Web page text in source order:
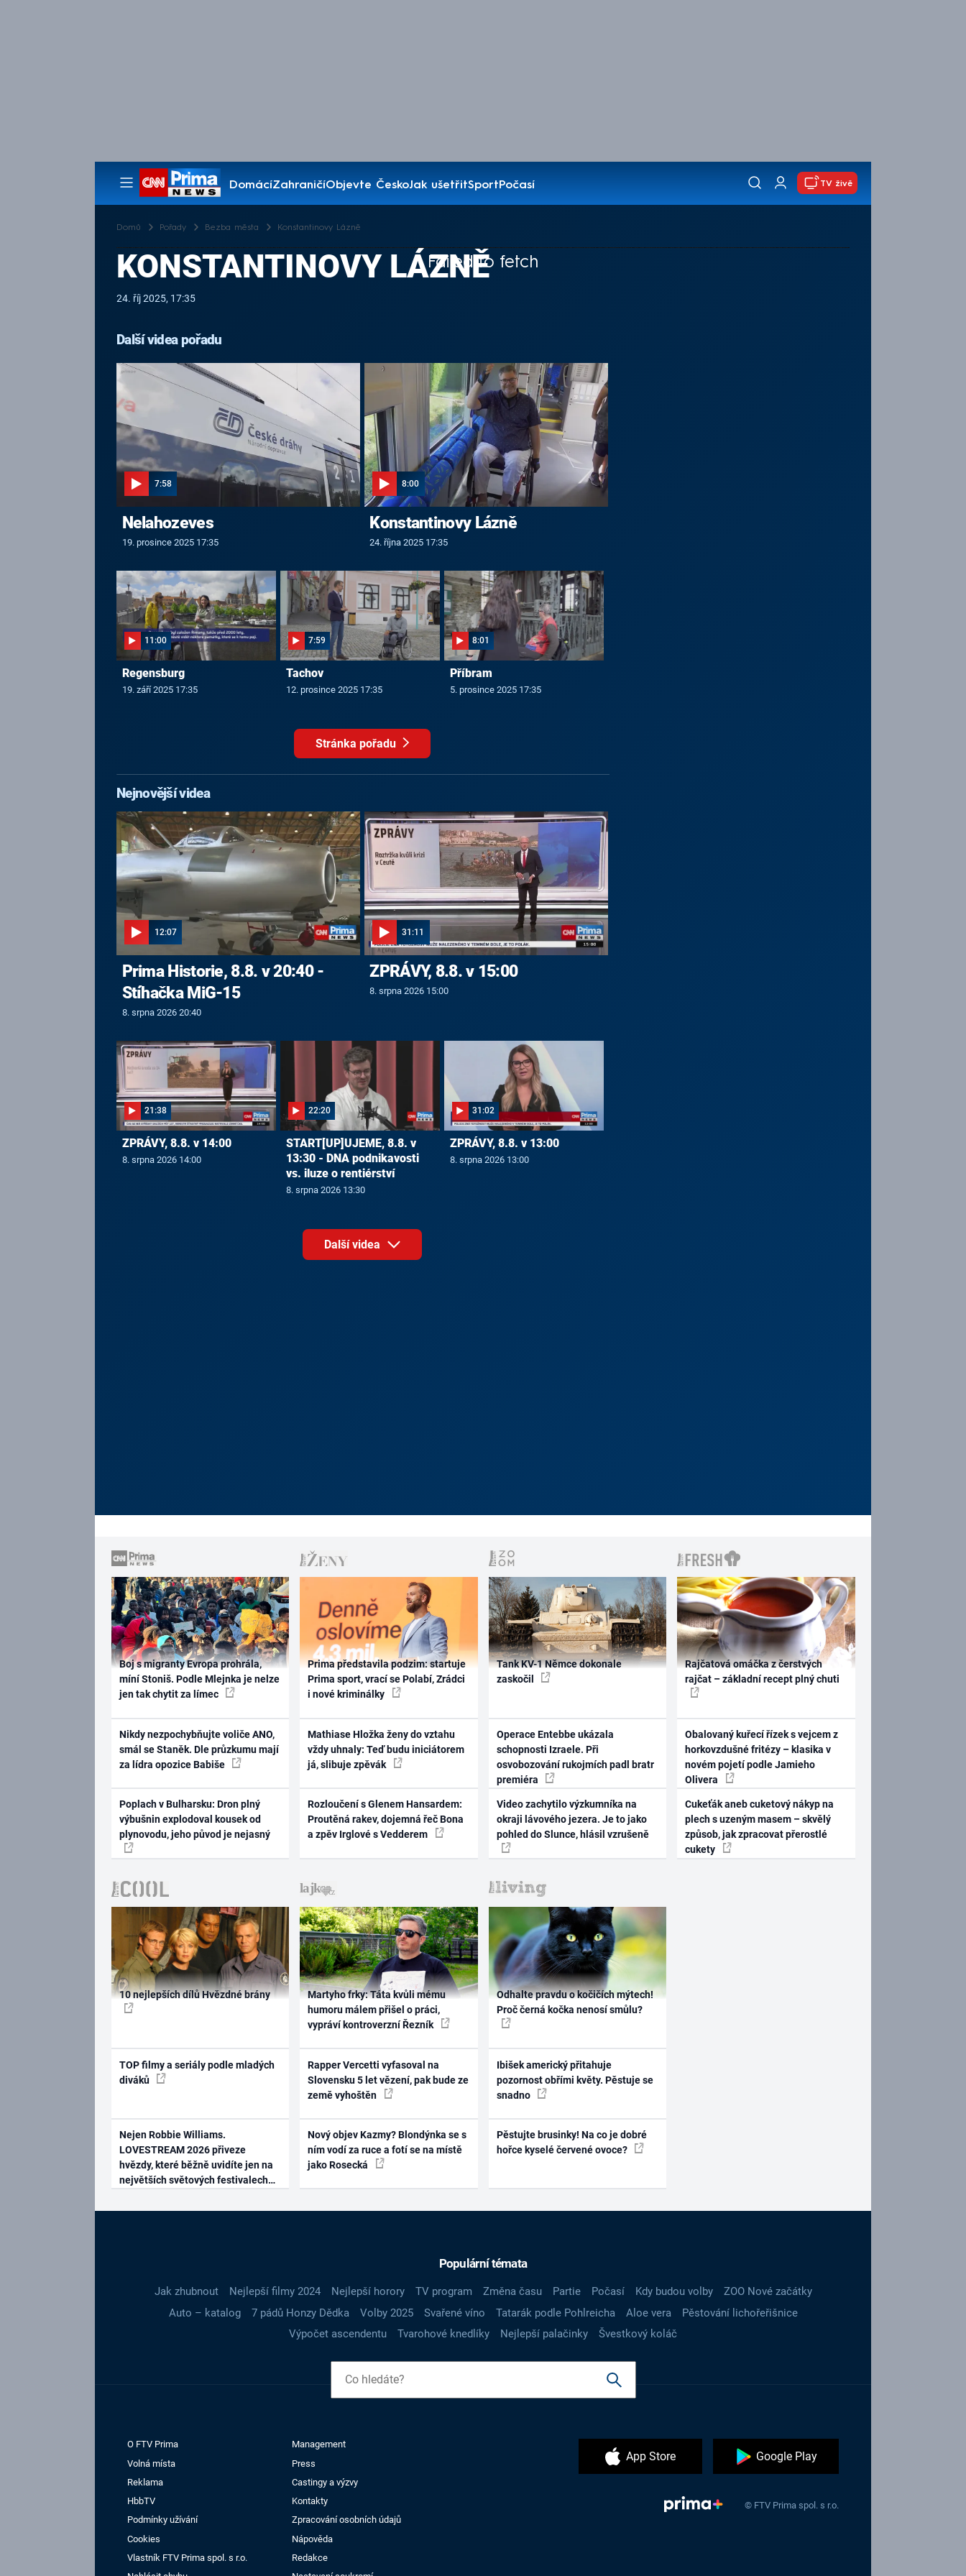
DomácíZahraničíObjevte ČeskoJak ušetřitSportPočasí
Pořady
TV živě
Domů Pořady Bezba města Konstantinovy Lázně
Failed to fetch
KONSTANTINOVY LÁZNĚ
24. říj 2025, 17:35
Další videa pořadu
7:58
Nelahozeves
19. prosince 2025 17:35
8:00
Konstantinovy Lázně
24. října 2025 17:35
11:00
Regensburg
19. září 2025 17:35
7:59
Tachov
12. prosince 2025 17:35
8:01
Příbram
5. prosince 2025 17:35
Stránka pořadu
Nejnovější videa
12:07
Prima Historie, 8.8. v 20:40 -
Stíhačka MiG-15
8. srpna 2026 20:40
31:11
ZPRÁVY, 8.8. v 15:00
8. srpna 2026 15:00
21:38
ZPRÁVY, 8.8. v 14:00
8. srpna 2026 14:00
22:20
START[UP]UJEME, 8.8. v
13:30 - DNA podnikavosti
vs. iluze o rentiérství
8. srpna 2026 13:30
31:02
ZPRÁVY, 8.8. v 13:00
8. srpna 2026 13:00
Další videa
Boj s migranty Evropa prohrála,
míní Stoniš. Podle Mlejnka je nelze
jen tak chytit za límec
Nikdy nezpochybňujte voliče ANO,
smál se Staněk. Dle průzkumu mají
za lídra opozice Babiše
Poplach v Bulharsku: Dron plný
výbušnin explodoval kousek od
plynovodu, jeho původ je nejasný
Prima představila podzim: startuje
Prima sport, vrací se Polabí, Zrádci
i nové kriminálky
Mathiase Hložka ženy do vztahu
vždy uhnaly: Teď budu iniciátorem
já, slibuje zpěvák
Rozloučení s Glenem Hansardem:
Proutěná rakev, dojemná řeč Bona
a zpěv Irglové s Vedderem
Tank KV-1 Němce dokonale
zaskočil
Operace Entebbe ukázala
schopnosti Izraele. Při
osvobozování rukojmích padl bratr
premiéra
Video zachytilo výzkumníka na
okraji lávového jezera. Je to jako
pohled do Slunce, hlásil vzrušeně
Rajčatová omáčka z čerstvých
rajčat – základní recept plný chuti
Obalovaný kuřecí řízek s vejcem z
horkovzdušné fritézy – klasika v
novém pojetí podle Jamieho
Olivera
Cukeťák aneb cuketový nákyp na
plech s uzeným masem – skvělý
způsob, jak zpracovat přerostlé
cukety
10 nejlepších dílů Hvězdné brány
TOP filmy a seriály podle mladých
diváků
Nejen Robbie Williams.
LOVESTREAM 2026 přiveze
hvězdy, které běžně uvidíte jen na
největších světových festivalech
Martyho frky: Táta kvůli mému
humoru málem přišel o práci,
vypráví kontroverzní Řezník
Rapper Vercetti vyfasoval na
Slovensku 5 let vězení, pak bude ze
země vyhoštěn
Nový objev Kazmy? Blondýnka se s
ním vodí za ruce a fotí se na místě
jako Rosecká
Odhalte pravdu o kočičích mýtech!
Proč černá kočka nenosí smůlu?
Ibišek americký přitahuje
pozornost obřími květy. Pěstuje se
snadno
Pěstujte brusinky! Na co je dobré
hořce kyselé červené ovoce?
Populární témata
Jak zhubnout Nejlepší filmy 2024 Nejlepší horory TV program Změna času Partie Počasí Kdy budou volby
ZOO Nové začátky
Auto – katalog
7 pádů Honzy Dědka Volby 2025 Svařené víno Tatarák podle Pohlreicha Aloe vera
Pěstování lichořeřišnice
Výpočet ascendentu
Tvarohové knedlíky Nejlepší palačinky Švestkový koláč
O FTV Prima
Management
Volná místa
Press
Reklama
Castingy a výzvy
HbbTV
Kontakty
Podmínky užívání
Zpracování osobních údajů
Cookies
Nápověda
Vlastník FTV Prima spol. s r.o.
Redakce
App Store Google Play
© FTV Prima spol. s r.o.